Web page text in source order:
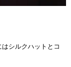
シルクハットとコ